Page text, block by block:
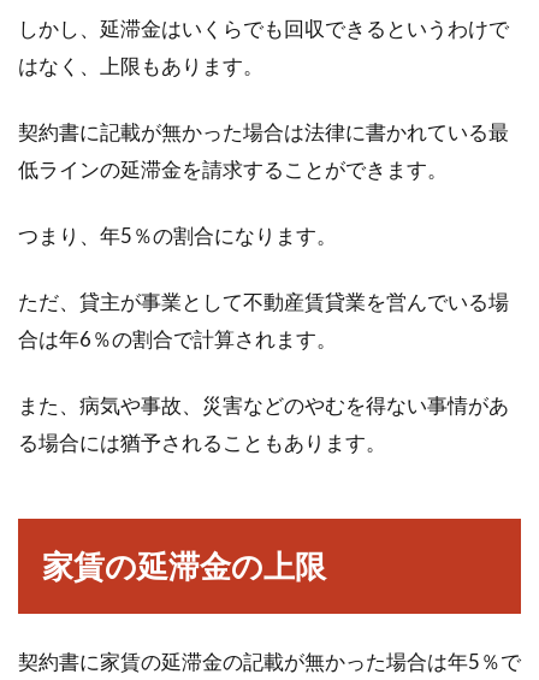
大掃除のときなどに行うことの多いのが「窓掃
も、手こず...
冷気をシャットアウト！
寒さの厳しい季節、暖房をしっかりいれている
ありませんか...
不動産関連、福岡県に住むなら知っ
転勤などで福岡に住むことになった。そんな
探すにあた...
しかし、延滞金はいくらでも回収できるというわけで
はなく、上限もあります。
契約書に記載が無かった場合は法律に書かれている最
低ラインの延滞金を請求することができます。
つまり、年5％の割合になります。
ただ、貸主が事業として不動産賃貸業を営んでいる場
合は年6％の割合で計算されます。
また、病気や事故、災害などのやむを得ない事情があ
る場合には猶予されることもあります。
家賃の延滞金の上限
契約書に家賃の延滞金の記載が無かった場合は年5％で